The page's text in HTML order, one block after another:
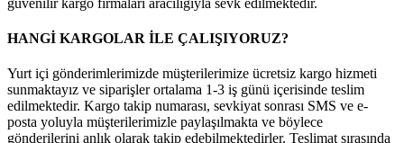
HANGİ KARGOLAR İLE ÇALIŞIYORUZ?
Yurt içi gönderimlerimizde müşterilerimize ücretsiz kargo hizmeti
sunmaktayız ve siparişler ortalama 1-3 iş günü içerisinde teslim
edilmektedir. Kargo takip numarası, sevkiyat sonrası SMS ve e-
posta yoluyla müşterilerimizle paylaşılmakta ve böylece
gönderilerini anlık olarak takip edebilmektedirler. Teslimat sırasında